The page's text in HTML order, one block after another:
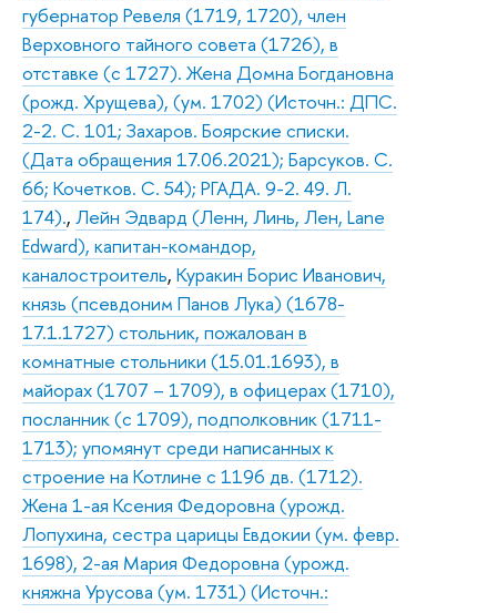
губернатор Ревеля (1719, 1720), член
Верховного тайного совета (1726), в
отставке (с 1727). Жена Домна Богдановна
(рожд. Хрущева), (ум. 1702) (Источн.: ДПС.
2-2. С. 101; Захаров. Боярские списки.
(Дата обращения 17.06.2021); Барсуков. С.
66; Кочетков. С. 54); РГАДА. 9-2. 49. Л.
174)., Лейн Эдвард (Ленн, Линь, Лен, Lane
Edward), капитан-командор,
каналостроитель, Куракин Борис Иванович,
князь (псевдоним Панов Лука) (1678-
17.1.1727) стольник, пожалован в
комнатные стольники (15.01.1693), в
майорах (1707 – 1709), в офицерах (1710),
посланник (с 1709), подполковник (1711-
1713); упомянут среди написанных к
строение на Котлине с 1196 дв. (1712).
Жена 1-ая Ксения Федоровна (урожд.
Лопухина, сестра царицы Евдокии (ум. февр.
1698), 2-ая Мария Федоровна (урожд.
княжна Урусова (ум. 1731) (Источн.: